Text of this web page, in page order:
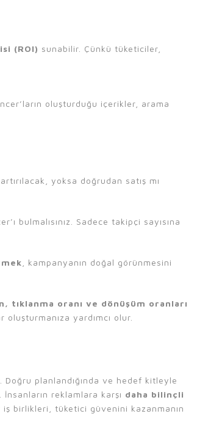
(ROI) sunabilir. Çünkü tüketiciler,
oluşturduğu içerikler, arama
yoksa doğrudan satış mı
bulmalısınız. Sadece takipçi sayısına
, kampanyanın doğal görünmesini
tıklanma oranı ve dönüşüm oranları
yardımcı olur.
planlandığında ve hedef kitleyle
reklamlara karşı daha bilinçli
birlikleri, tüketici güvenini kazanmanın